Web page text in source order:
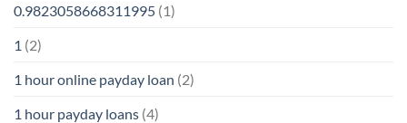
0.9823058668311995 (1)
1 (2)
1 hour online payday loan (2)
1 hour payday loans (4)